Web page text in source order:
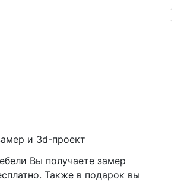
и 3d-проект
Вы получаете замер
Также в подарок вы